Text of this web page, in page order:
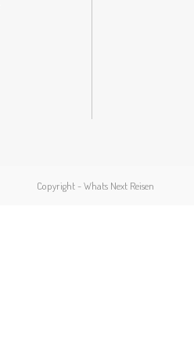
Copyright - Whats Next Reisen